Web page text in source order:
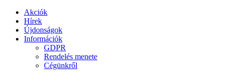
Akciók
Hírek
Újdonságok
Információk
GDPR
Rendelés menete
Cégünkről